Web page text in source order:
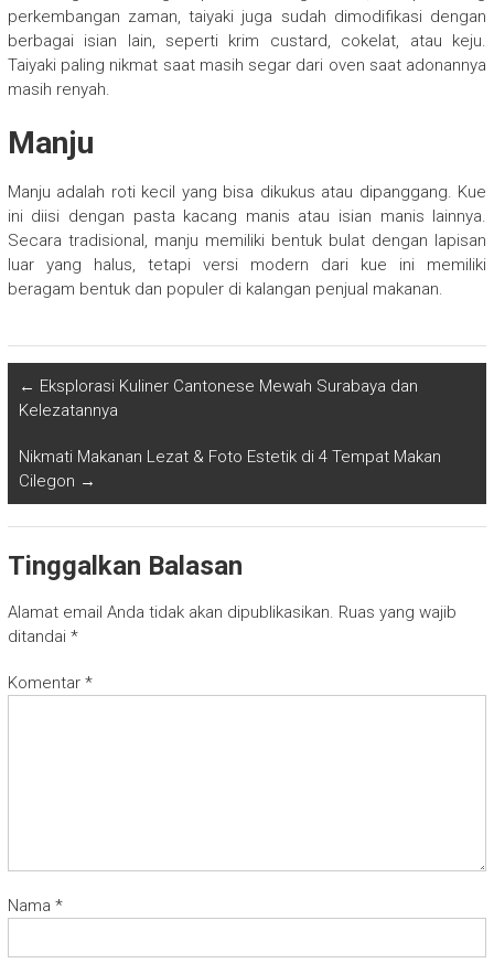
perkembangan zaman, taiyaki juga sudah dimodifikasi dengan
berbagai isian lain, seperti krim custard, cokelat, atau keju.
Taiyaki paling nikmat saat masih segar dari oven saat adonannya
masih renyah.
Manju
Manju adalah roti kecil yang bisa dikukus atau dipanggang. Kue
ini diisi dengan pasta kacang manis atau isian manis lainnya.
Secara tradisional, manju memiliki bentuk bulat dengan lapisan
luar yang halus, tetapi versi modern dari kue ini memiliki
beragam bentuk dan populer di kalangan penjual makanan.
← Eksplorasi Kuliner Cantonese Mewah Surabaya dan
Kelezatannya
Nikmati Makanan Lezat & Foto Estetik di 4 Tempat Makan
Cilegon →
Tinggalkan Balasan
Alamat email Anda tidak akan dipublikasikan. Ruas yang wajib
ditandai *
Komentar *
Nama *